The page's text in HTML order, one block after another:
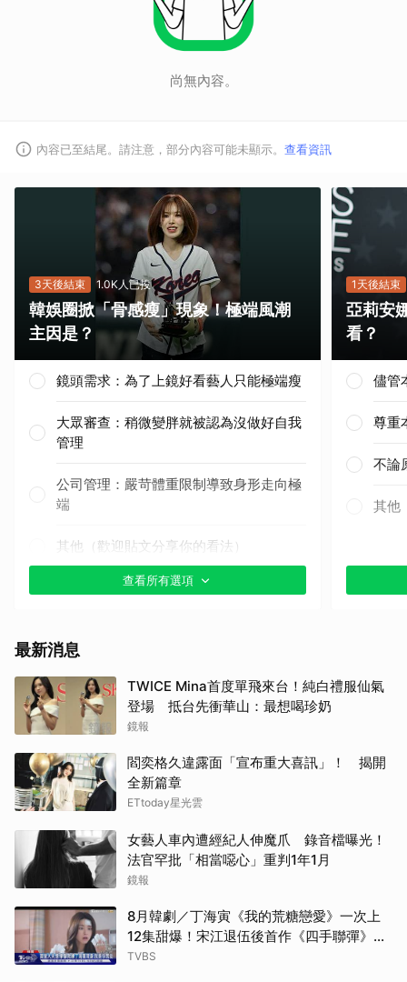
尚無內容。
內容已至結尾。請注意，部分內容可能未顯示。 查看資訊
3天後結束 1.0K人已投
韓娛圈掀「骨感瘦」現象！極端風潮
主因是？
鏡頭需求：為了上鏡好看藝人只能極端瘦
大眾審查：稍微變胖就被認為沒做好自我
管理
公司管理：嚴苛體重限制導致身形走向極
端
其他（歡迎貼文分享你的看法）
查看所有選項
1天後結束
亞莉安
看？
儘管
尊重
不論
其他
最新消息
TWICE Mina首度單飛來台！純白禮服仙氣
登場 抵台先衝華山：最想喝珍奶
鏡報
閻奕格久違露面「宣布重大喜訊」！ 揭開
全新篇章
ETtoday星光雲
女藝人車內遭經紀人伸魔爪 錄音檔曝光！
法官罕批「相當噁心」重判1年1月
鏡報
8月韓劇／丁海寅《我的荒糖戀愛》一次上
12集甜爆！宋江退伍後首作《四手聯彈》倒
數
TVBS